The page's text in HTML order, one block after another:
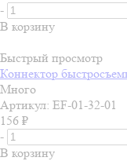
-
В корзину
Быстрый просмотр
Коннектор
Много
Артикул: EF-01-32-01
156 ₽
-
В корзину